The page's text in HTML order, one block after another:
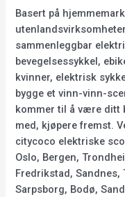
Basert på
sammenleggbar
bevegelsessykkel,
kvinner, elektrisk
bygge et vinn-vinn-
kommer til å være ditt
med, kjøpere fremst.
citycoco elektriske
Oslo, Bergen,
Fredrikstad, Sandnes,
Sarpsborg, Bodø,